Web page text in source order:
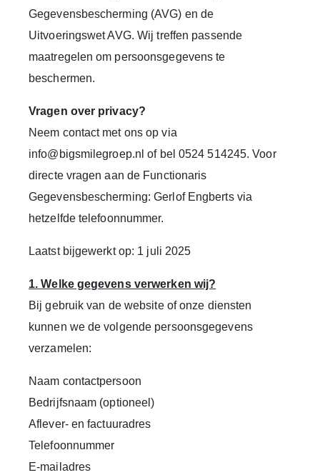
Gegevensbescherming (AVG) en de
Uitvoeringswet AVG. Wij treffen passende
maatregelen om persoonsgegevens te
beschermen.
Vragen over privacy?
Neem contact met ons op via
info@bigsmilegroep.nl of bel 0524 514245. Voor
directe vragen aan de Functionaris
Gegevensbescherming: Gerlof Engberts via
hetzelfde telefoonnummer.
Laatst bijgewerkt op: 1 juli 2025
1. Welke gegevens verwerken wij?
Bij gebruik van de website of onze diensten
kunnen we de volgende persoonsgegevens
verzamelen:
Naam contactpersoon
Bedrijfsnaam (optioneel)
Aflever- en factuuradres
Telefoonnummer
E-mailadres